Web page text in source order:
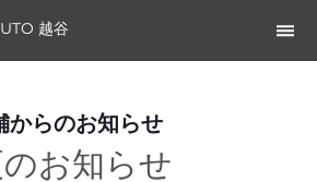
越谷
からのお知らせ
お知らせ